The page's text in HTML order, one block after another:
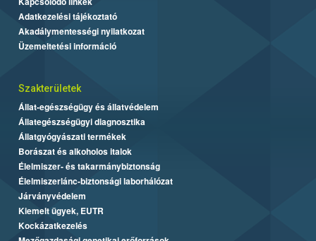
Adatkezelési tájékoztató
Akadálymentességi nyilatkozat
Üzemeltetési információ
Szakterületek
Állat-egészségügy és állatvédelem
Állategészségügyi diagnosztika
Állatgyógyászati termékek
Borászat és alkoholos italok
Élelmiszer- és takarmánybiztonság
Élelmiszerlánc-biztonsági laborhálózat
Járványvédelem
Kiemelt ügyek, EUTR
Kockázatkezelés